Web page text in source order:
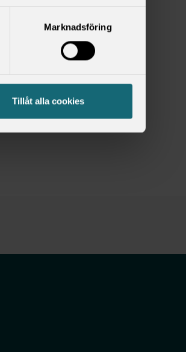
Marknadsföring
Tillåt alla cookies